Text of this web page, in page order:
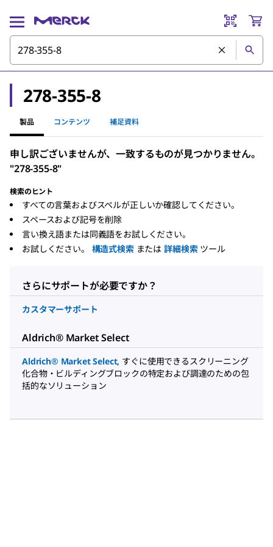
278-355-8
製品 コンテンツ 補足資料
申し訳ございませんが、一致するものが見つかりません。
"278-355-8"
検索のヒント
すべての言葉およびスペルが正しいか確認してください。
スペースおよび記号を削除
言い換え語または同義語をお試しください。
お試しください。
構造式検索 または 詳細検索 ツール
さらにサポートが必要ですか？
カスタマーサポート
Aldrich® Market Select
Aldrich® Market Select, すぐに使用できるスクリーニング
化合物・ビルディングブロックの特定および調達のための包
括的なソリューション